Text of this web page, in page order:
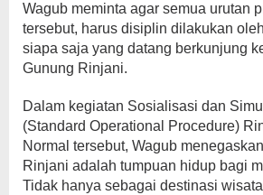
Wagub meminta agar semua urutan
tersebut, harus disiplin dilakukan
siapa saja yang datang berkunjung
Gunung Rinjani.
Dalam kegiatan Sosialisasi dan
(Standard Operational Procedure)
Normal tersebut, Wagub
Rinjani adalah tumpuan hidup bagi
Tidak hanya sebagai destinasi